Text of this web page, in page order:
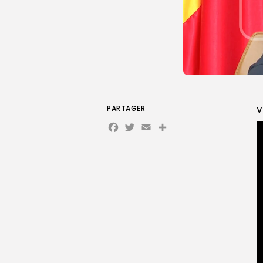
PARTAGER
Facebook
Twitter
Email